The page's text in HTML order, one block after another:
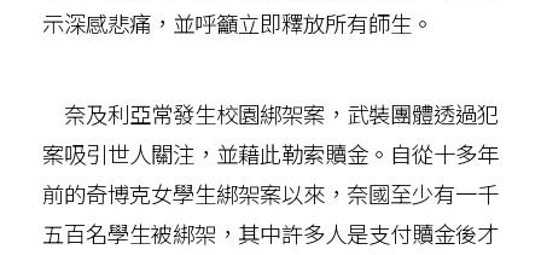
示深感悲痛，並呼籲立即釋放所有師生。
奈及利亞常發生校園綁架案，武裝團體透過犯
案吸引世人關注，並藉此勒索贖金。自從十多年
前的奇博克女學生綁架案以來，奈國至少有一千
五百名學生被綁架，其中許多人是支付贖金後才